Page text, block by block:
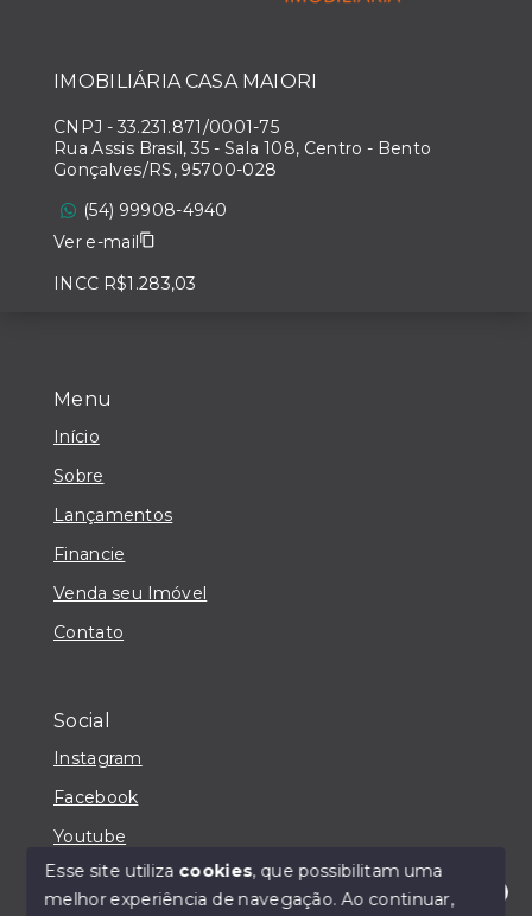
Menu
Início
Sobre
Lançamentos
Financie
Venda seu Imóvel
Contato
Social
Instagram
Facebook
Youtube
IMOBILIÁRIA CASA MAIORI
CNPJ - 33.231.871/0001-75
Rua Assis Brasil, 35 - Sala 108, Centro - Bento
Gonçalves/RS, 95700-028
(54) 99908-4940
Ver e-mail
INCC R$1.283,03
Esse site utiliza cookies, que possibilitam uma
melhor experiência de navegação.Ao continuar,